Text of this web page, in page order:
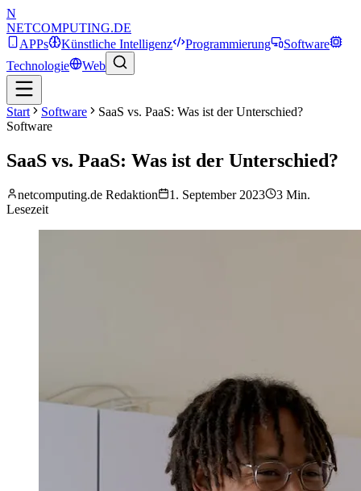
N
NETCOMPUTING.DE
APPs
Künstliche Intelligenz Programmierung
Software
Technologie
Web
Start Software
SaaS vs. PaaS: Was ist der Unterschied?
Software
SaaS vs. PaaS: Was ist der Unterschied?
netcomputing.de Redaktion 1. September 2023 3 Min.
Lesezeit